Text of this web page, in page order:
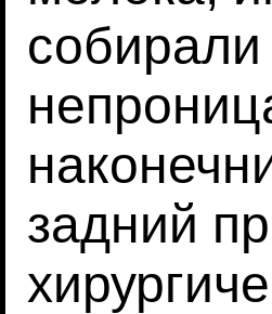
задний